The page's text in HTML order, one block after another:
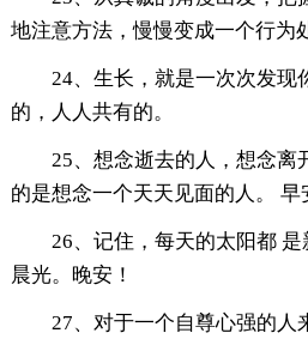
地注意方法，慢慢变成一个行为
24、生长，就是一次次发现
的，人人共有的。
25、想念逝去的人，想念离
的是想念一个天天见面的人。 早
26、记住，每天的太阳都
晨光。晚安！
27、对于一个自尊心强的人